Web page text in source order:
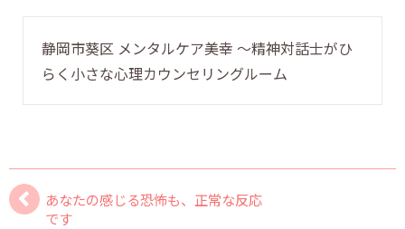
静岡市葵区 メンタルケア美幸 〜精神対話士がひ
らく小さな心理カウンセリングルーム
あなたの感じる恐怖も、正常な反応
です